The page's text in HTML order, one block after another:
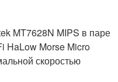
MT7628N MIPS в паре
HaLow Morse Micro
скоростью